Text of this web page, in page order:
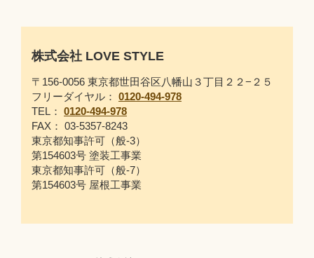
株式会社 LOVE STYLE
〒156-0056 東京都世田谷区八幡山３丁目２２−２５
フリーダイヤル： 0120-494-978
TEL： 0120-494-978
FAX： 03-5357-8243
東京都知事許可（般-3）
第154603号 塗装工事業
東京都知事許可（般-7）
第154603号 屋根工事業